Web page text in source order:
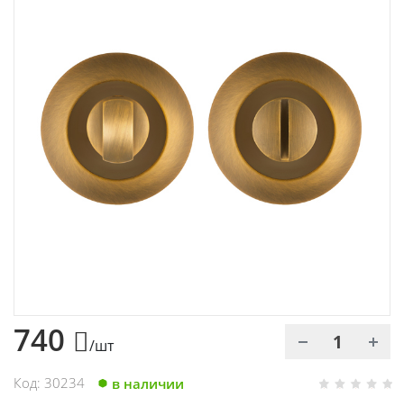
Химия
Хозтовары
Электроды и проволока
740 /шт
Код: 30234 в наличии